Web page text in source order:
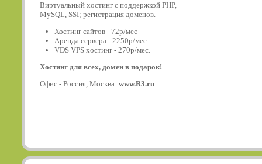
Виртуальный хостинг с поддержкой PHP,
MySQL, SSI; регистрация доменов.
Хостинг сайтов - 72р/мес
Аренда сервера - 2250р/мес
VDS VPS хостинг - 270р/мес.
Хостинг для всех, домен в подарок!
Офис - Россия, Москва: www.R3.ru